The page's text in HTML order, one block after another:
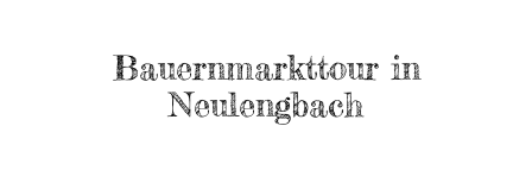
Bauernmarkttour in
Neulengbach